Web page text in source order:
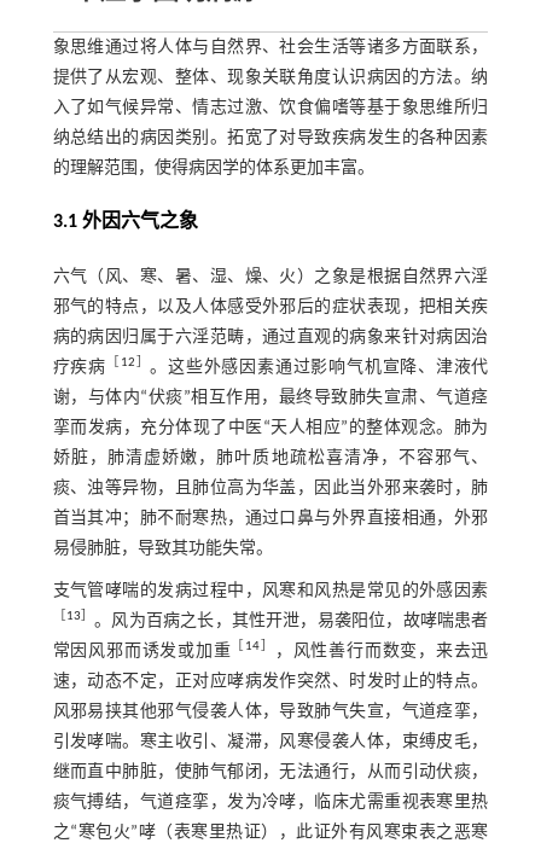
象思维通过将人体与自然界、社会生活等诸多方面联系，
提供了从宏观、整体、现象关联角度认识病因的方法。纳
入了如气候异常、情志过激、饮食偏嗜等基于象思维所归
纳总结出的病因类别。拓宽了对导致疾病发生的各种因素
的理解范围，使得病因学的体系更加丰富。
3.1 外因六气之象
六气（风、寒、暑、湿、燥、火）之象是根据自然界六淫
邪气的特点，以及人体感受外邪后的症状表现，把相关疾
病的病因归属于六淫范畴，通过直观的病象来针对病因治
疗疾病
12
。这些外感因素通过影响气机宣降、津液代
谢，与体内“伏痰”相互作用，最终导致肺失宣肃、气道痉
挛而发病，充分体现了中医“天人相应”的整体观念。肺为
娇脏，肺清虚娇嫩，肺叶质地疏松喜清净，不容邪气、
痰、浊等异物，且肺位高为华盖，因此当外邪来袭时，肺
首当其冲；肺不耐寒热，通过口鼻与外界直接相通，外邪
易侵肺脏，导致其功能失常。
支气管哮喘的发病过程中，风寒和风热是常见的外感因素
13
。风为百病之长，其性开泄，易袭阳位，故哮喘患者
常因风邪而诱发或加重
14
，风性善行而数变，来去迅
速，动态不定，正对应哮病发作突然、时发时止的特点。
风邪易挟其他邪气侵袭人体，导致肺气失宣，气道痉挛，
引发哮喘。寒主收引、凝滞，风寒侵袭人体，束缚皮毛，
继而直中肺脏，使肺气郁闭，无法通行，从而引动伏痰，
痰气搏结，气道痉挛，发为冷哮，临床尤需重视表寒里热
之“寒包火”哮（表寒里热证），此证外有风寒束表之恶寒